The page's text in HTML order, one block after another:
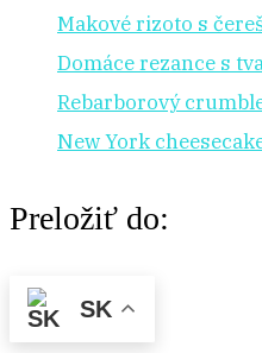
Makové rizoto s
Domáce rezance s
Rebarborový
New York
Preložiť do:
SK